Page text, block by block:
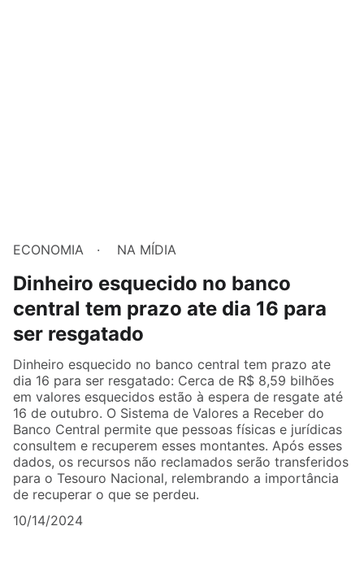
ECONOMIA NA MÍDIA
Dinheiro esquecido no banco
central tem prazo ate dia 16 para
ser resgatado
Dinheiro esquecido no banco central tem prazo ate
dia 16 para ser resgatado: Cerca de R$ 8,59 bilhões
em valores esquecidos estão à espera de resgate até
16 de outubro. O Sistema de Valores a Receber do
Banco Central permite que pessoas físicas e jurídicas
consultem e recuperem esses montantes. Após esses
dados, os recursos não reclamados serão transferidos
para o Tesouro Nacional, relembrando a importância
de recuperar o que se perdeu.
10/14/2024